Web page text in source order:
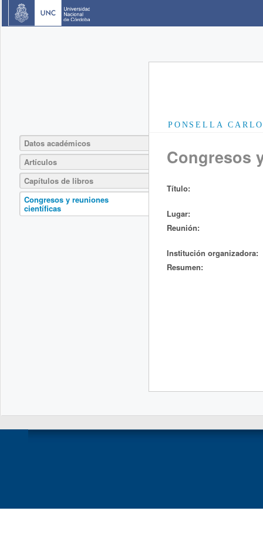
PONSELLA
Datos académicos
Artículos
Capítulos de libros
Congresos y reuniones
científicas
Congresos
Título:
Lugar:
Reunión:
Institución organizadora:
Resumen: